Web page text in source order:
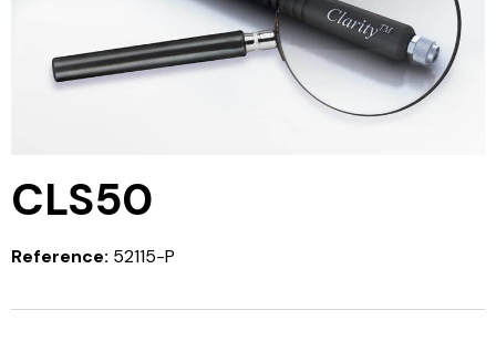
CLS50
Reference: 52115-P